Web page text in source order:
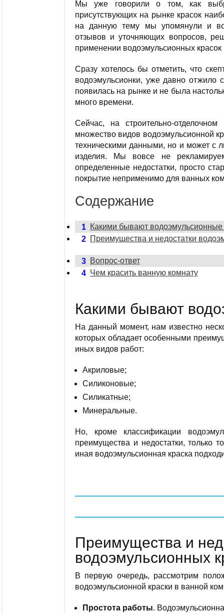
Мы уже говорили о том, как
присутствующих на рынке красок
на данную тему мы упомянули и
отзывов и уточняющих вопросов,
применении водоэмульсионных красок
Сразу хотелось бы отметить, что
водоэмульсионки, уже давно отжило
появилась на рынке и не была
много времени.
Сейчас, на строительно-
множество видов водоэмульсионной
техническими данными, но и может с
изделия. Мы вовсе не
определенные недостатки, просто
покрытие неприменимо для ванных
Содержание
1
Какими бывают водоэмульсионные
2
Преимущества и недостатки
3
Вопрос-ответ
4 Чем красить ванную комнату
Какими бывают
На данный момент, нам известно
которых обладает особенными
иных видов работ:
Акриловые;
Силиконовые;
Силикатные;
Минеральные.
Но, кроме классификации
преимущества и недостатки, только
иная водоэмульсионная краска
Преимущества и
водоэмульсионных
В первую очередь, рассмотрим
водоэмульсионной краски в ванной
Простота работы.